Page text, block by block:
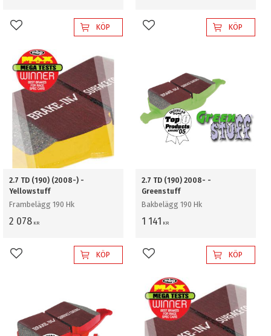
Lägg till i favoriterKÖP Lägg till i favoriterKÖP
2.7 TD (190) (2008-) -
Yellowstuff
Frambelägg 190 Hk
2 078 KR
Lägg till i favoriterKÖP
2.7 TD (190) 2008- -
Greenstuff
Bakbelägg 190 Hk
1 141 KR
Lägg till i favoriterKÖP